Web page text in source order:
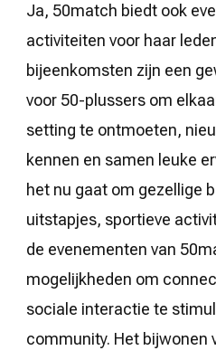
Ja, 50match biedt ook
activiteiten voor haar
bijeenkomsten zijn een
voor 50-plussers om
setting te ontmoeten,
kennen en samen leuke
het nu gaat om gezellige
uitstapjes, sportieve
de evenementen van
mogelijkheden om
sociale interactie te
community. Het bijwonen